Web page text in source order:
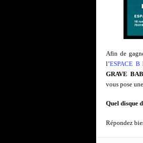
Afin de
l’ESPACE B
GRAVE
vous pose
Quel disque
Répondez